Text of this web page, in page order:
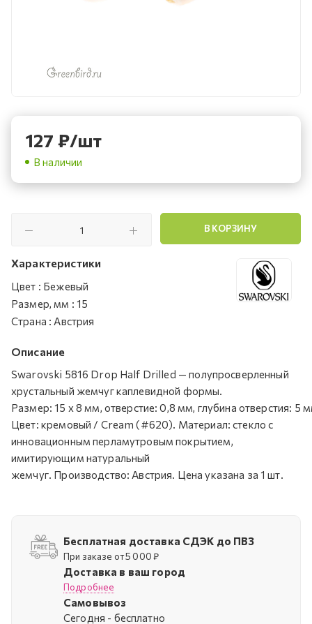
127 ₽/шт
В наличии
В КОРЗИНУ
Характеристики
Цвет : Бежевый
Размер, мм : 15
Страна : Австрия
Описание
Swarovski 5816 Drop Half Drilled — полупросверленный
хрустальный жемчуг каплевидной формы.
Размер: 15 х 8 мм, отверстие: 0,8 мм, глубина отверстия: 5
Цвет: кремовый / Cream (#620). Материал: стекло с
инновационным перламутровым покрытием,
имитирующим натуральный
жемчуг. Производство: Австрия. Цена указана за 1 шт.
Бесплатная доставка СДЭК до ПВЗ
При заказе от 5 000 ₽
Доставка в ваш город
Подробнее
Самовывоз
Cегодня - бесплатно